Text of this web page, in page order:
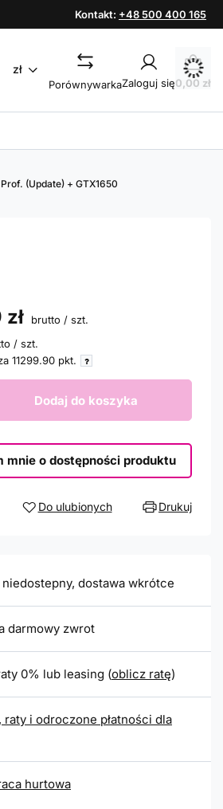
Kontakt: +48 500 400 165
zł
PorównywarkaZaloguj się0,00 zł
(Update) + GTX1650
brutto / szt.
/ szt.
11299.90 pkt.
Dodaj do koszyka
mnie o dostępności produktu
Do ulubionych Drukuj
dostawa wkrótce
darmowy zwrot
0% lub leasing (oblicz ratę)
raty i odroczone płatności dla
hurtowa